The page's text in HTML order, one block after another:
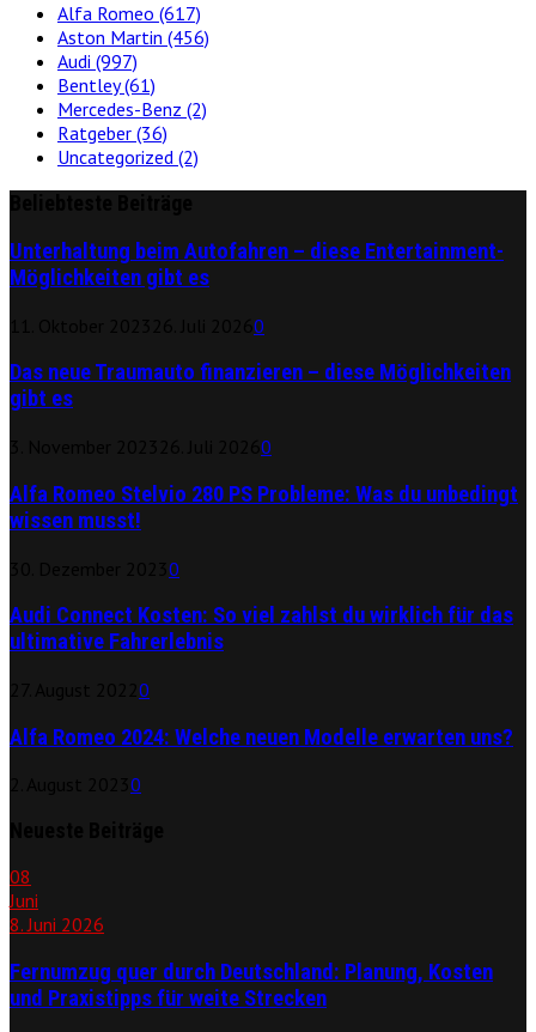
Alfa Romeo (617)
Aston Martin (456)
Audi (997)
Bentley(61)
Mercedes-Benz (2)
Ratgeber (36)
Uncategorized (2)
Unterhaltung beim Autofahren – diese Entertainment-
Möglichkeiten gibt es
0
Das neue Traumauto finanzieren – diese Möglichkeiten
gibt es
0
Alfa Romeo Stelvio 280 PS Probleme: Was du unbedingt
wissen musst!
0
Audi Connect Kosten: So viel zahlst du wirklich für das
ultimative Fahrerlebnis
0
Alfa Romeo 2024: Welche neuen Modelle erwarten uns?
0
08
Juni
8. Juni 2026
Fernumzug quer durch Deutschland: Planung, Kosten
und Praxistipps für weite Strecken